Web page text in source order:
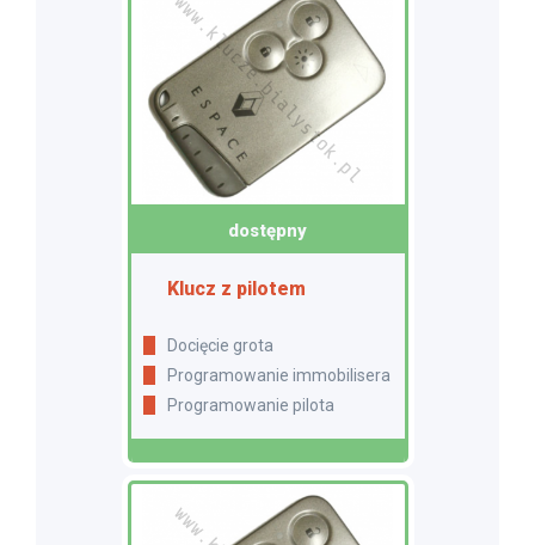
dostępny
Klucz z pilotem
Docięcie grota
Programowanie immobilisera
Programowanie pilota